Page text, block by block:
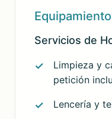
Servicios de
Limpieza y
petición
Lencería y